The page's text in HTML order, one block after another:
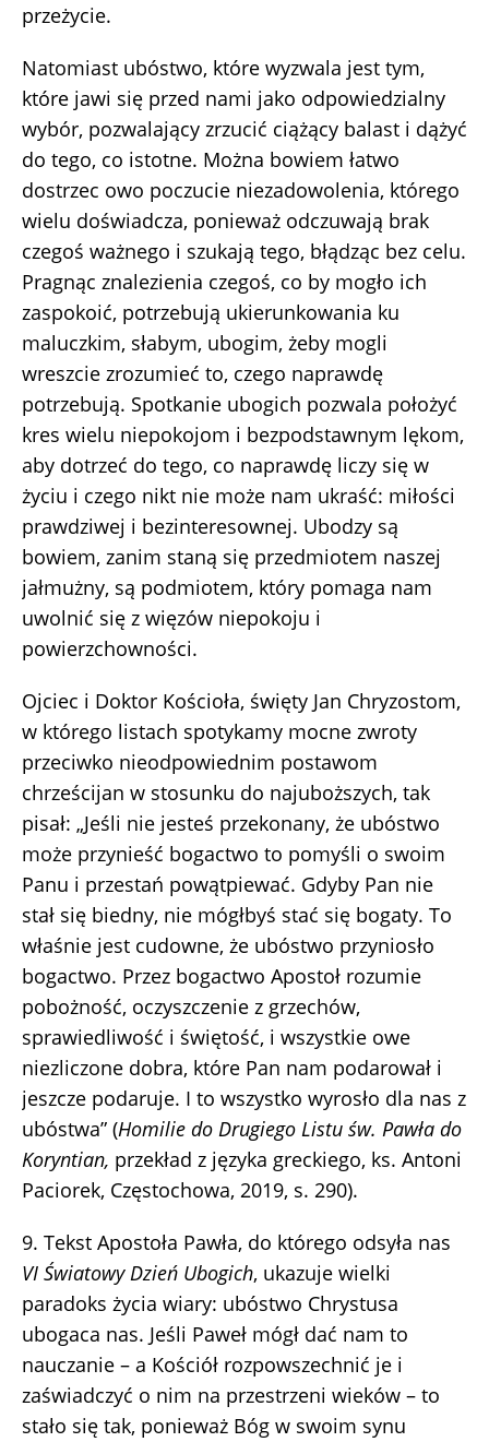
przeżycie.
Natomiast ubóstwo, które wyzwala jest tym,
które jawi się przed nami jako odpowiedzialny
wybór, pozwalający zrzucić ciążący balast i dążyć
do tego, co istotne. Można bowiem łatwo
dostrzec owo poczucie niezadowolenia, którego
wielu doświadcza, ponieważ odczuwają brak
czegoś ważnego i szukają tego, błądząc bez celu.
Pragnąc znalezienia czegoś, co by mogło ich
zaspokoić, potrzebują ukierunkowania ku
maluczkim, słabym, ubogim, żeby mogli
wreszcie zrozumieć to, czego naprawdę
potrzebują. Spotkanie ubogich pozwala położyć
kres wielu niepokojom i bezpodstawnym lękom,
aby dotrzeć do tego, co naprawdę liczy się w
życiu i czego nikt nie może nam ukraść: miłości
prawdziwej i bezinteresownej. Ubodzy są
bowiem, zanim staną się przedmiotem naszej
jałmużny, są podmiotem, który pomaga nam
uwolnić się z więzów niepokoju i
powierzchowności.
Ojciec i Doktor Kościoła, święty Jan Chryzostom,
w którego listach spotykamy mocne zwroty
przeciwko nieodpowiednim postawom
chrześcijan w stosunku do najuboższych, tak
pisał: „Jeśli nie jesteś przekonany, że ubóstwo
może przynieść bogactwo to pomyśli o swoim
Panu i przestań powątpiewać. Gdyby Pan nie
stał się biedny, nie mógłbyś stać się bogaty. To
właśnie jest cudowne, że ubóstwo przyniosło
bogactwo. Przez bogactwo Apostoł rozumie
pobożność, oczyszczenie z grzechów,
sprawiedliwość i świętość, i wszystkie owe
niezliczone dobra, które Pan nam podarował i
jeszcze podaruje. I to wszystko wyrosło dla nas z
ubóstwa” (Homilie do Drugiego Listu św. Pawła do
Koryntian, przekład z języka greckiego, ks. Antoni
Paciorek, Częstochowa, 2019, s. 290).
9. Tekst Apostoła Pawła, do którego odsyła nas
VI Światowy Dzień Ubogich, ukazuje wielki
paradoks życia wiary: ubóstwo Chrystusa
ubogaca nas. Jeśli Paweł mógł dać nam to
nauczanie – a Kościół rozpowszechnić je i
zaświadczyć o nim na przestrzeni wieków – to
stało się tak, ponieważ Bóg w swoim synu